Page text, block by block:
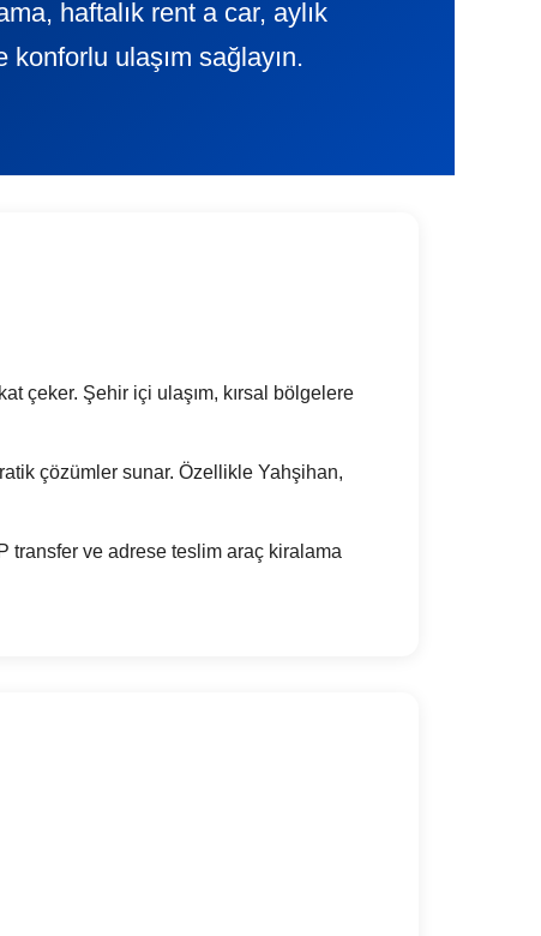
haftalık rent a car, aylık
ulaşım sağlayın.
çeker. Şehir içi ulaşım, kırsal bölgelere
çözümler sunar. Özellikle Yahşihan,
transfer ve adrese teslim araç kiralama